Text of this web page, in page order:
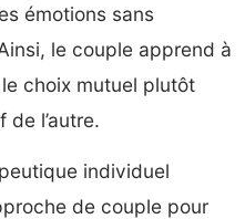
émotions sans
le couple apprend à
choix mutuel plutôt
l’autre.
individuel
de couple pour